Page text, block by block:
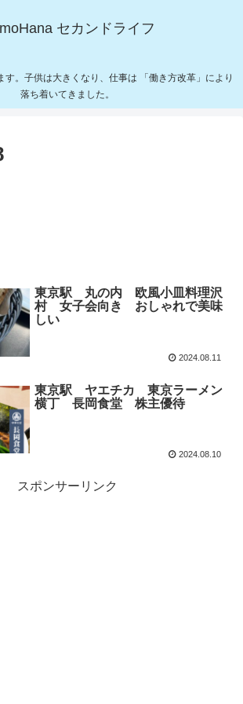
セカンドライフ
す。子供は大きくなり、仕事は 「働き方改革」により
落ち着いてきました。
東京駅 丸の内 欧風小皿料理沢
村 女子会向き おしゃれで美味
しい
2024.08.11
東京駅 ヤエチカ 東京ラーメン
横丁 長岡食堂 株主優待
2024.08.10
スポンサーリンク